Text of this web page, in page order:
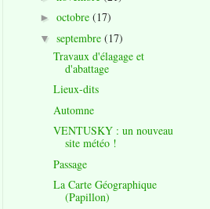
► octobre (17)
▼ septembre (17)
Travaux d'élagage et
d'abattage
Lieux-dits
Automne
VENTUSKY : un nouveau
site météo !
Passage
La Carte Géographique
(Papillon)